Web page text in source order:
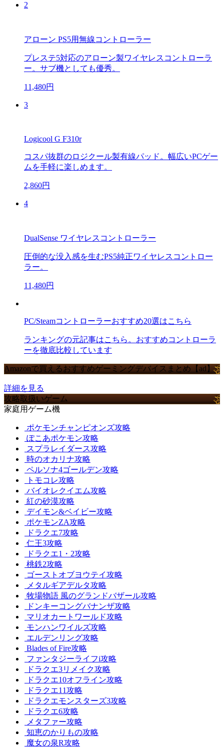
2
アローン PS5用無線コントローラー
プレステ5対応のアローン製ワイヤレスコントローラ
ー。サブ機としても優秀。
11,480円
3
Logicool G F310r
コスパ抜群のロジクール製有線パッド。幅広いPCゲー
ムを手軽に楽しめます。
2,860円
4
DualSense ワイヤレスコントローラー
圧倒的な没入感を生むPS5純正ワイヤレスコントロー
ラー。
11,480円
PC/Steamコントローラーおすすめ20選はこちら
ランキングの元記事はこちら。おすすめコントローラ
ーを徹底比較しています
Amazonで買えるおすすめゲーミングデバイスまとめ【ad】
詳細を見る
攻略取扱いゲーム
家庭用ゲーム機
ポケモンチャンピオンズ攻略
ぽこあポケモン攻略
スプラレイダース攻略
時のオカリナ攻略
ペルソナ4ゴールデン攻略
トモコレ攻略
バイオレクイエム攻略
紅の砂漠攻略
デイモン&ベイビー攻略
ポケモンZA攻略
ドラクエ7攻略
仁王3攻略
ドラクエ1・2攻略
桃鉄2攻略
ゴーストオブヨウテイ攻略
メタルギアデルタ攻略
牧場物語 風のグランドバザール攻略
ドンキーコングバナンザ攻略
マリオカートワールド攻略
モンハンワイルズ攻略
エルデンリング攻略
Blades of Fire攻略
ファンタジーライフi攻略
ドラクエ3リメイク攻略
ドラクエ10オフライン攻略
ドラクエ11攻略
ドラクエモンスターズ3攻略
ドラクエ6攻略
メタファー攻略
知恵のかりもの攻略
魔女の泉R攻略